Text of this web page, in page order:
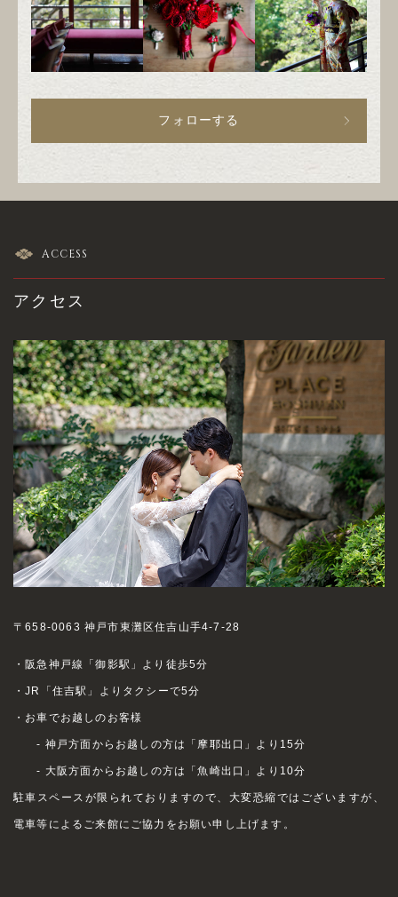
フォローする
ACCESS
アクセス
〒658-0063 神戸市東灘区住吉山手4-7-28
・阪急神戸線「御影駅」より徒歩5分
・JR「住吉駅」よりタクシーで5分
・お車でお越しのお客様
- 神戸方面からお越しの方は「摩耶出口」より15分
- 大阪方面からお越しの方は「魚崎出口」より10分
駐車スペースが限られておりますので、大変恐縮ではございますが、
電車等によるご来館にご協力をお願い申し上げます。